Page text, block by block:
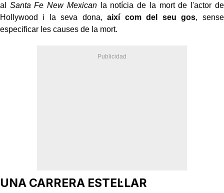
al Santa Fe New Mexicanla notícia de la mort de l'actor de
Hollywood i la seva dona,així com del seu gos, sense
especificar les causes de la mort.
UNA CARRERA ESTEL·LAR